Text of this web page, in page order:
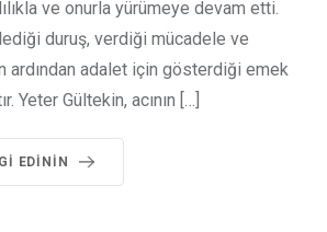
ve onurla yürümeye devam etti.
duruş, verdiği mücadele ve
ardından adalet için gösterdiği emek
Yeter Gültekin, acının […]
EDININ